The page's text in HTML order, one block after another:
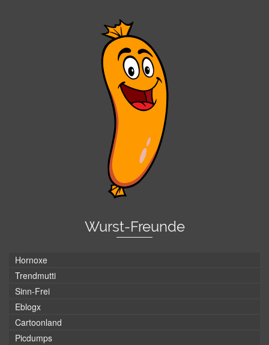
Wurst-Freunde
Hornoxe
Trendmutti
Sinn-Frei
Eblogx
Cartoonland
Picdumps